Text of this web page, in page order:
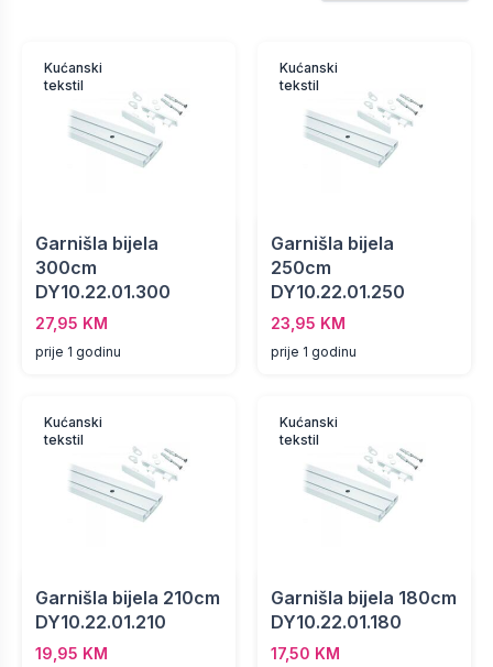
Kućanski
tekstil
Garnišla bijela
300cm
DY10.22.01.300
27,95 KM
prije 1 godinu
Kućanski
tekstil
Garnišla bijela
250cm
DY10.22.01.250
23,95 KM
prije 1 godinu
Kućanski
tekstil
Garnišla bijela 210cm
DY10.22.01.210
19,95 KM
Kućanski
tekstil
Garnišla bijela 180cm
DY10.22.01.180
17,50 KM